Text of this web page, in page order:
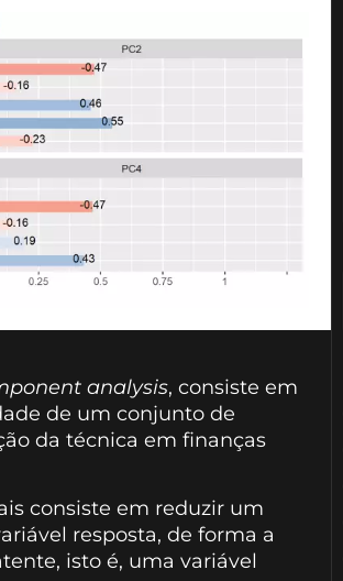
analysis, consiste em
de um conjunto de
da técnica em finanças
consiste em reduzir um
resposta, de forma a
isto é, uma variável